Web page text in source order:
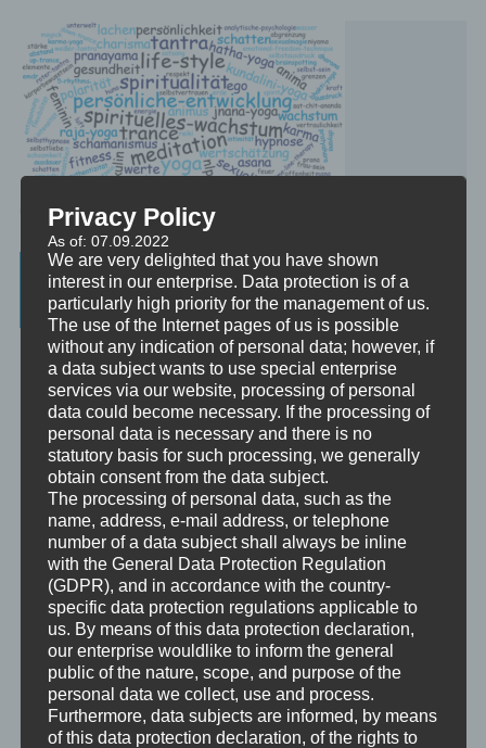
Beratung, Mentoring, Supervision und
Ausbildung
Beratung
Beratung ist das individuelle Aufarbeiten verschiedenster
Problemstellungen durch Interaktion zwischen einer unabhängigen
Person und einem Klienten.
Mentoring
Mentoring ist das individualisierte Weitergeben von Wissen und
Erfahrungen durch Interaktion zwischen einer erfahrenen Person
und einem Klienten.
Supervision
Supervision ist das individualisierte Reflektieren der gemachten
oder anstehenden professionellen Erfahrungen durch Interaktion
zwischen einem Supervisor und einem Klienten.
Ausbildung
Ausbildung ist die angepasste Vermittlung von allgemeinem Wissen
und praktischen Fertigkeiten zu diesem Wissen durch eine
erfahrene Person an Klienten.
Privacy Policy
As of: 07.09.2022
We are very delighted that you have shown
interest in our enterprise. Data protection is of a
particularly high priority for the management of us.
The use of the Internet pages of us is possible
without any indication of personal data; however, if
a data subject wants to use special enterprise
services via our website, processing of personal
data could become necessary. If the processing of
personal data is necessary and there is no
statutory basis for such processing, we generally
obtain consent from the data subject.
The processing of personal data, such as the
name, address, e-mail address, or telephone
number of a data subject shall always be inline
with the General Data Protection Regulation
(GDPR), and in accordance with the country-
specific data protection regulations applicable to
us. By means of this data protection declaration,
our enterprise wouldlike to inform the general
public of the nature, scope, and purpose of the
personal data we collect, use and process.
Furthermore, data subjects are informed, by means
of this data protection declaration, of the rights to